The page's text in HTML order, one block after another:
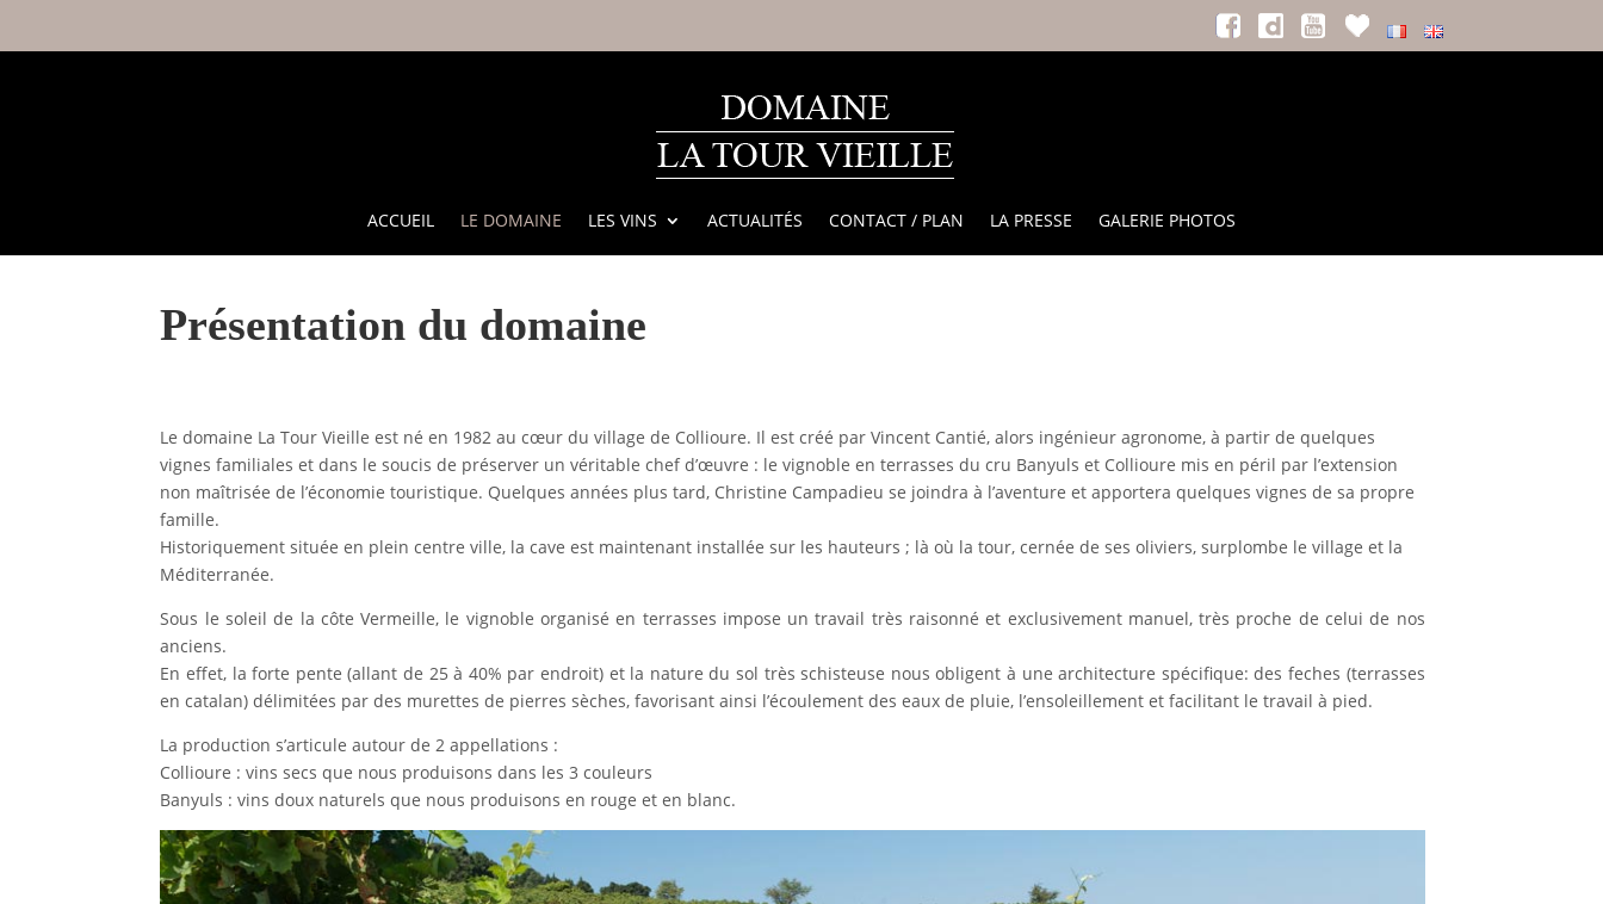
ACCUEIL LE DOMAINE LES VINS ACTUALITÉS CONTACT / PLAN LA PRESSE GALERIE PHOTOS
Présentation du domaine
Le domaine La Tour Vieille est né en 1982 au cœur du village de Collioure. Il est créé par Vincent Cantié, alors ingénieur agronome, à partir de quelques
vignes familiales et dans le soucis de préserver un véritable chef d’œuvre : le vignoble en terrasses du cru Banyuls et Collioure mis en péril par l’extension
non maîtrisée de l’économie touristique. Quelques années plus tard, Christine Campadieu se joindra à l’aventure et apportera quelques vignes de sa propre
famille.
Historiquement située en plein centre ville, la cave est maintenant installée sur les hauteurs ; là où la tour, cernée de ses oliviers, surplombe le village et la
Méditerranée.
Sous le soleil de la côte Vermeille, le vignoble organisé en terrasses impose un travail très raisonné et exclusivement manuel, très proche de celui de nos
anciens.
En effet, la forte pente (allant de 25 à 40% par endroit) et la nature du sol très schisteuse nous obligent à une architecture spécifique: des feches (terrasses
en catalan) délimitées par des murettes de pierres sèches, favorisant ainsi l’écoulement des eaux de pluie, l’ensoleillement et facilitant le travail à pied.
La production s’articule autour de 2 appellations :
Collioure : vins secs que nous produisons dans les 3 couleurs
Banyuls : vins doux naturels que nous produisons en rouge et en blanc.